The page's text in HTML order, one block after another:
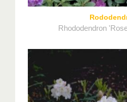
Rhododendron